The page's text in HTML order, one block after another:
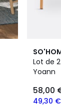
Lot de
Yoann
49,30 €
58,00
4,6
/ 5
2